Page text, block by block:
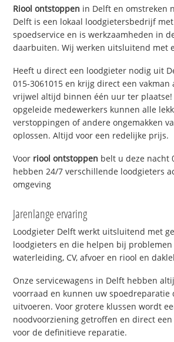
Riool ontstoppen in Delft en omstreken
Delft is een lokaal loodgietersbedrijf
spoedservice en is werkzaamheden in
daarbuiten. Wij werken uitsluitend met
Heeft u direct een loodgieter nodig uit
015-3061015 en krijg direct een
vrijwel altijd binnen één uur ter plaatse!
opgeleide medewerkers kunnen alle
verstoppingen of andere ongemakken
oplossen. Altijd voor een redelijke prijs.
Voor riool ontstoppen belt u deze nacht
hebben 24/7 verschillende loodgieters
omgeving
Jarenlange ervaring
Loodgieter Delft werkt uitsluitend met
loodgieters en die helpen bij
waterleiding, CV, afvoer en riool en
Onze servicewagens in Delft hebben
voorraad en kunnen uw spoedreparatie
uitvoeren. Voor grotere klussen wordt
noodvoorziening getroffen en direct
voor de definitieve reparatie.